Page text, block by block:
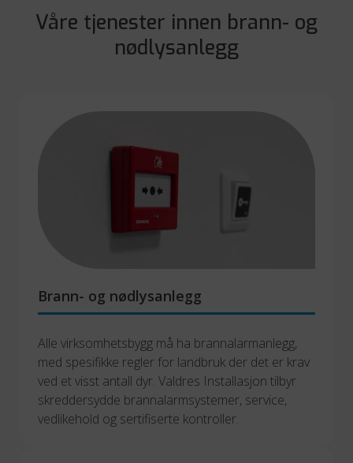
Våre tjenester innen brann- og
nødlysanlegg
Brann- og nødlysanlegg
Alle virksomhetsbygg må ha brannalarmanlegg,
med spesifikke regler for landbruk der det er krav
ved et visst antall dyr. Valdres Installasjon tilbyr
skreddersydde brannalarmsystemer, service,
vedlikehold og sertifiserte kontroller.